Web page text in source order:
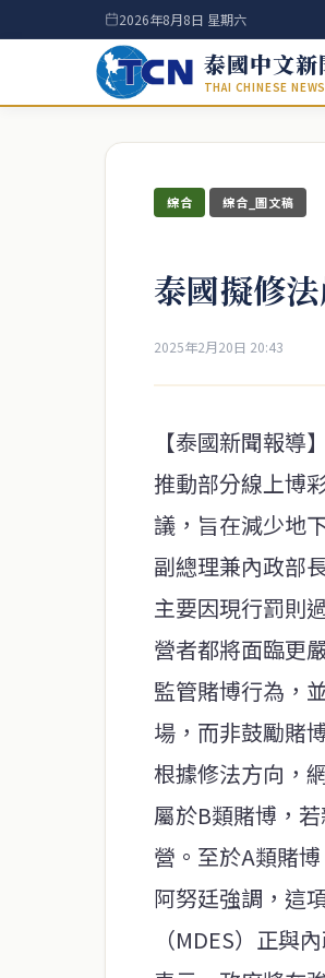
2026年8月8日 星期六
泰國中文新
THAI CHINESE NEWS
綜合 綜合_圖文稿
泰國擬修
2025年2月20日 20:43
【泰國新聞報
推動部分線上博
議，旨在減少地
副總理兼內政部
主要因現行罰則
營者都將面臨更
監管賭博行為，
場，而非鼓勵賭
根據修法方向，
屬於B類賭博，
營。至於A類賭
阿努廷強調，這
（MDES）正與